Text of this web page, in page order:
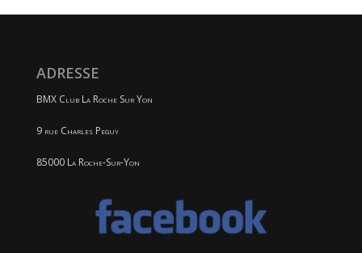
ADRESSE
BMX Club La Roche Sur Yon
9 rue Charles Peguy
85000 La Roche-Sur-Yon